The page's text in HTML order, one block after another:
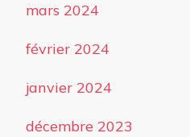
mars 2024
février 2024
janvier 2024
décembre 2023